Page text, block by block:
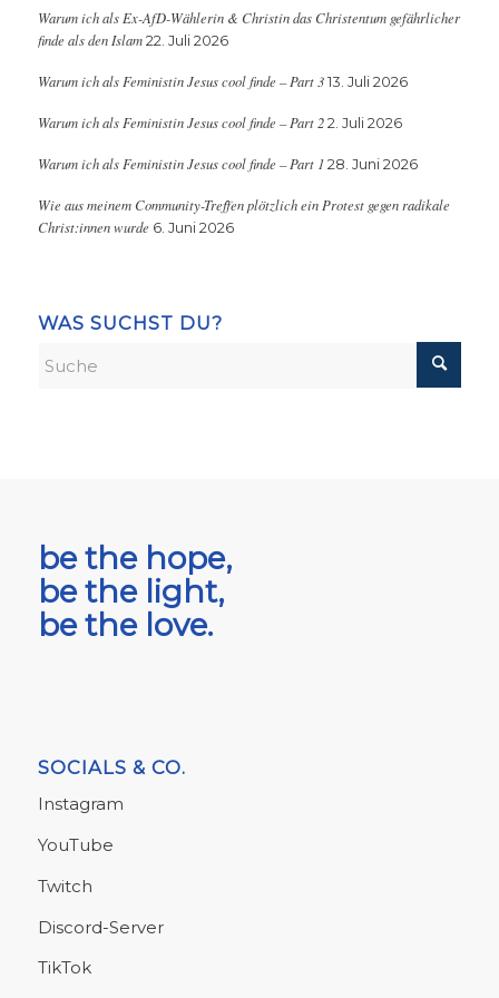
Warum ich als Ex-AfD-Wählerin & Christin das Christentum gefährlicher
finde als den Islam 22. Juli 2026
Warum ich als Feministin Jesus cool finde – Part 3 13. Juli 2026
Warum ich als Feministin Jesus cool finde – Part 2 2. Juli 2026
Warum ich als Feministin Jesus cool finde – Part 1 28. Juni 2026
Wie aus meinem Community-Treffen plötzlich ein Protest gegen radikale
Christ:innen wurde 6. Juni 2026
WAS SUCHST DU?
be the hope,
be the light,
be the love.
SOCIALS & CO.
Instagram
YouTube
Twitch
Discord-Server
TikTok